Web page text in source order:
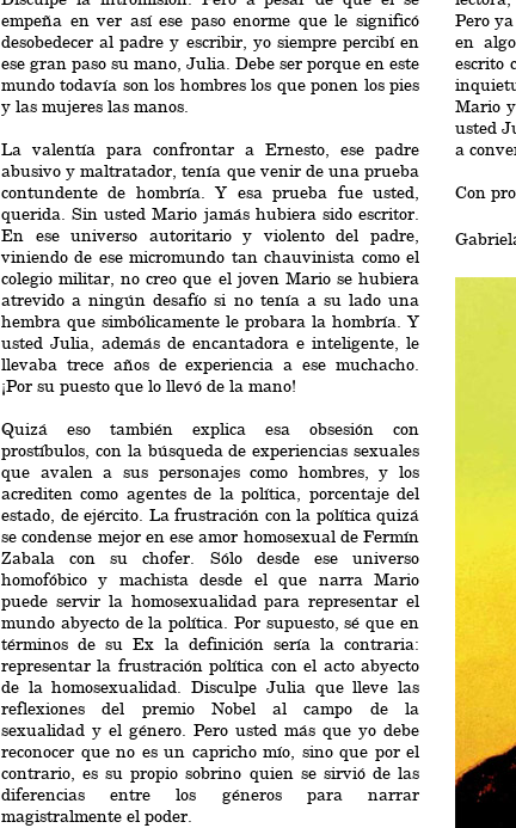
empeña en ver así ese paso enorme que le significó
desobedecer al padre y escribir, yo siempre percibí en
ese gran paso su mano, Julia. Debe ser porque en este
mundo todavía son los hombres los que ponen los pies
y las mujeres las manos.
La valentía para confrontar a Ernesto, ese padre
abusivo y maltratador, tenía que venir de una prueba
contundente de hombría. Y esa prueba fue usted,
querida. Sin usted Mario jamás hubiera sido escritor.
En ese universo autoritario y violento del padre,
viniendo de ese micromundo tan chauvinista como el
colegio militar, no creo que el joven Mario se hubiera
atrevido a ningún desafío si no tenía a su lado una
hembra que simbólicamente le probara la hombría. Y
usted Julia, además de encantadora e inteligente, le
llevaba trece años de experiencia a ese muchacho.
¡Por su puesto que lo llevó de la mano!
Quizá eso también explica esa obsesión con
prostíbulos, con la búsqueda de experiencias sexuales
que avalen a sus personajes como hombres, y los
acrediten como agentes de la política, porcentaje del
estado, de ejército. La frustración con la política quizá
se condense mejor en ese amor homosexual de Fermín
Zabala con su chofer. Sólo desde ese universo
homofóbico y machista desde el que narra Mario
puede servir la homosexualidad para representar el
mundo abyecto de la política. Por supuesto, sé que en
términos de su Ex la definición sería la contraria:
representar la frustración política con el acto abyecto
de la homosexualidad. Disculpe Julia que lleve las
reflexiones del premio Nobel al campo de la
sexualidad y el género. Pero usted más que yo debe
reconocer que no es un capricho mío, sino que por el
contrario, es su propio sobrino quien se sirvió de las
diferencias entre los géneros para narrar
magistralmente el poder.
Pero
en
escrito
Mario
usted
a
Con